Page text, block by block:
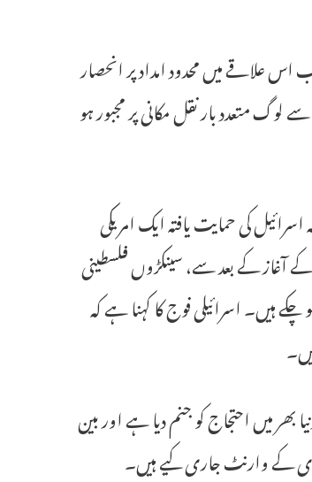
اب اس علاقے میں محدود امداد پر انحصار
کر دیا ہے، بہت سے لوگ متعدد بار نقل مکانی پر مجبور ہو
کی حمایت یافتہ ایک امریکی
کے بعد سے، سینکڑوں فلسطینی
ہیں۔ اسرائیلی فوج کا کہنا ہے کہ
ہے، دنیا بھر میں احتجاج کو جنم دیا ہے اور بین
کے وارنٹ جاری کیے ہیں۔